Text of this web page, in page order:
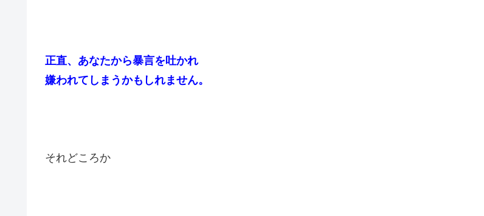
正直、あなたから暴言を吐かれ
嫌われてしまうかもしれません。
それどころか